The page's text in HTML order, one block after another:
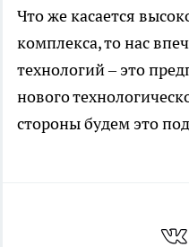
Что же касается
комплекса, то нас
технологий – это
нового
стороны будем это